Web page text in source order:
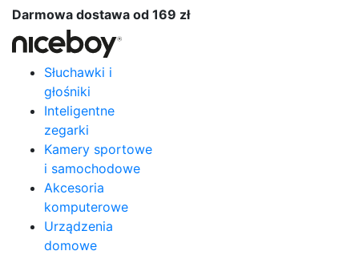
Darmowa dostawa od 169 zł
Słuchawki i
głośniki
Inteligentne
zegarki
Kamery sportowe
i samochodowe
Akcesoria
komputerowe
Urządzenia
domowe